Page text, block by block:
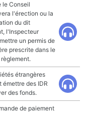
le Conseil
l'érection ou la
du dit
l'Inspecteur
un permis de
prescrite dans le
étrangères
émettre des IDR
des fonds.
de paiement